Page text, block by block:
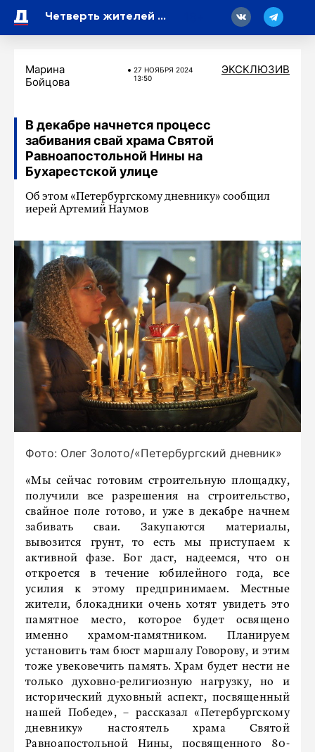
Четверть жителей Петербурга становились жертвами телефонных мошенников
Марина
Бойцова
27 НОЯБРЯ 2024
13:50
ЭКСКЛЮЗИВ
В декабре начнется процесс
забивания свай храма Святой
Равноапостольной Нины на
Бухарестской улице
Об этом «Петербургскому дневнику» сообщил
иерей Артемий Наумов
Фото: Олег Золото/«Петербургский дневник»
«Мы сейчас готовим строительную площадку,
получили все разрешения на строительство,
свайное поле готово, и уже в декабре начнем
забивать сваи. Закупаются материалы,
вывозится грунт, то есть мы приступаем к
активной фазе. Бог даст, надеемся, что он
откроется в течение юбилейного года, все
усилия к этому предпринимаем. Местные
жители, блокадники очень хотят увидеть это
памятное место, которое будет освящено
именно храмом-памятником. Планируем
установить там бюст маршалу Говорову, и этим
тоже увековечить память. Храм будет нести не
только духовно-религиозную нагрузку, но и
исторический духовный аспект, посвященный
нашей Победе», – рассказал «Петербургскому
дневнику» настоятель храма Святой
Равноапостольной Нины, посвященного 80-